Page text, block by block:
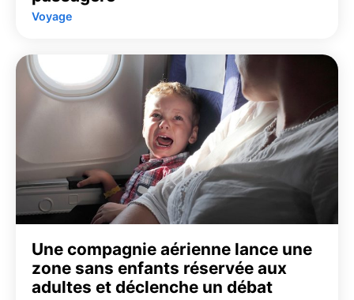
Voyage
Une compagnie aérienne lance une
zone sans enfants réservée aux
adultes et déclenche un débat